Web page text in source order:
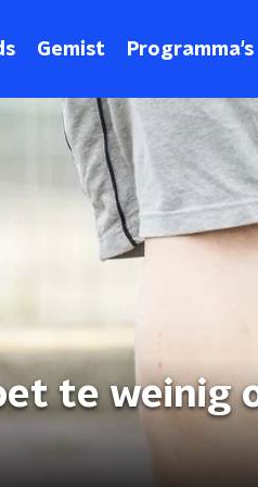
Gemist Programma's
te weinig